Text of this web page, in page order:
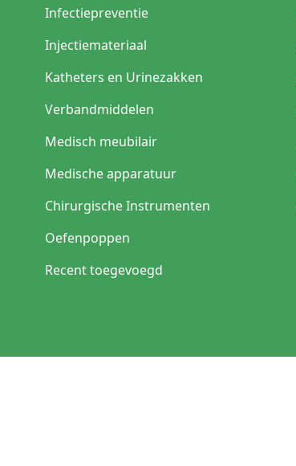
Infectiepreventie
Injectiemateriaal
Katheters en Urinezakken
Verbandmiddelen
Medisch meubilair
Medische apparatuur
Chirurgische Instrumenten
Oefenpoppen
Recent toegevoegd